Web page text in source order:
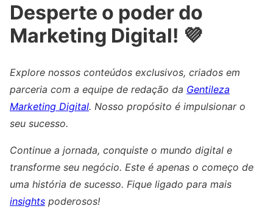
Desperte o poder do
Marketing Digital! 💜
Explore nossos conteúdos exclusivos, criados em
parceria com a equipe de redação da Gentileza
Marketing Digital. Nosso propósito é impulsionar o
seu sucesso.
Continue a jornada, conquiste o mundo digital e
transforme seu negócio. Este é apenas o começo de
uma história de sucesso. Fique ligado para mais
insights poderosos!